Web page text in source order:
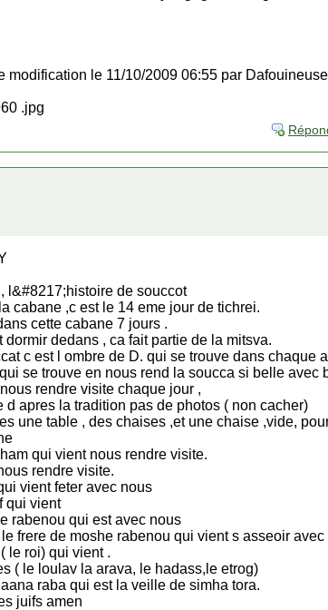
modification le 11/10/2009 06:55 par
l&#8217;histoire de souccot
cabane ,c est le 14 eme jour de tichrei.
cette cabane 7 jours .
dormir dedans , ca fait partie de la mitsva.
c est l ombre de D. qui se trouve dans chaque
se trouve en nous rend la soucca si belle
rendre visite chaque jour ,
d apres la tradition pas de photos ( non cacher)
une table , des chaises ,et une chaise ,vide,
qui vient nous rendre visite.
rendre visite.
vient feter avec nous
qui vient
rabenou qui est avec nous
frere de moshe rabenou qui vient s asseoir avec
le roi) qui vient .
( le loulav la arava, le hadass,le etrog)
raba qui est la veille de simha tora.
juifs amen